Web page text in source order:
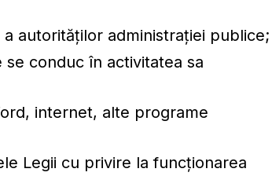
autorităților administrației publice;
conduc în activitatea sa
internet, alte programe
Legii cu privire la funcţionarea